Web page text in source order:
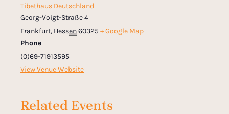
Tibethaus Deutschland
Georg-Voigt-Straße 4
Frankfurt, Hessen60325 + Google Map
Phone
(0)69-71913595
View Venue Website
Related Events